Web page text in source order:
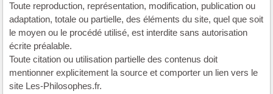
Toute reproduction, représentation, modification, publication ou
adaptation, totale ou partielle, des éléments du site, quel que soit
le moyen ou le procédé utilisé, est interdite sans autorisation
écrite préalable.
Toute citation ou utilisation partielle des contenus doit
mentionner explicitement la source et comporter un lien vers le
site Les-Philosophes.fr.